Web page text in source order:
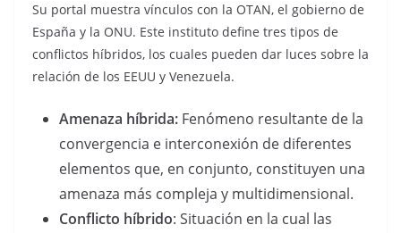
Su portal muestra vínculos con la OTAN, el gobierno de
España y la ONU. Este instituto define tres tipos de
conflictos híbridos, los cuales pueden dar luces sobre la
relación de los EEUU y Venezuela.
Amenaza híbrida: Fenómeno resultante de la
convergencia e interconexión de diferentes
elementos que, en conjunto, constituyen una
amenaza más compleja y multidimensional.
Conflicto híbrido: Situación en la cual las